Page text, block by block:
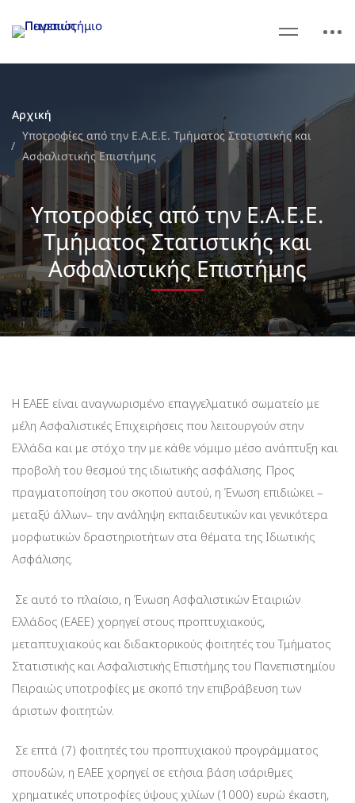
Αρχική
Υποτροφίες από την Ε.Α.Ε.Ε. Τμήματος Στατιστικής και
Ασφαλιστικής Επιστήμης
Υποτροφίες από την Ε.Α.Ε.Ε.
Τμήματος Στατιστικής και
Ασφαλιστικής Επιστήμης
H EAEE είναι αναγνωρισμένο επαγγελματικό σωματείο με
μέλη Ασφαλιστικές Επιχειρήσεις που λειτουργούν στην
Ελλάδα και με στόχο την με κάθε νόμιμο μέσο ανάπτυξη και
προβολή του θεσμού της ιδιωτικής ασφάλισης. Προς
πραγματοποίηση του σκοπού αυτού, η Ένωση επιδιώκει –
μεταξύ άλλων– την ανάληψη εκπαιδευτικών και γενικότερα
μορφωτικών δραστηριοτήτων στα θέματα της Ιδιωτικής
Ασφάλισης.
Σε αυτό το πλαίσιο, η Ένωση Ασφαλιστικών Εταιριών
Ελλάδος (ΕΑΕΕ) χορηγεί στους προπτυχιακούς,
μεταπτυχιακούς και διδακτορικούς φοιτητές του Τμήματος
Στατιστικής και Ασφαλιστικής Επιστήμης του Πανεπιστημίου
Πειραιώς υποτροφίες με σκοπό την επιβράβευση των
άριστων φοιτητών.
Σε επτά (7) φοιτητές του προπτυχιακού προγράμματος
σπουδών, η ΕΑΕΕ χορηγεί σε ετήσια βάση ισάριθμες
χρηματικές υποτροφίες ύψους χιλίων (1000) ευρώ έκαστη,